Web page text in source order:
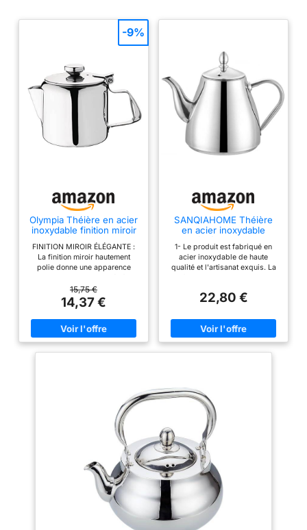
Olympia Théière en acier
inoxydable finition miroir
410ml/14 oz, argent,
poignée double couche
résistante à la chaleur,
finition miroir hautement
vaisselle, théière
compacte, K677
FINITION MIROIR ÉLÉGANTE :
La finition miroir hautement
polie donne une apparence
théière ACIER INOXYDABLE
DURABLE : Un matériau solide
offre une grande durabilité et
résistance à la corrosion
CONCEPTION DU COUVERCLE
À CHARNIÈRE : Le couvercle est
ouverture permet de remplir la
théière avec votre thé préféré à
la fois simple et rapide FORME
GAIN D'ESPACE : La théière
d'une capacité de 410 ml est
présentée dans un format
compact pour aider à préserver
un espace précieux, qu'elle soit
utilisée ou rangée VERSEMENT
SÛR ET SANS EFFORT :
Comprend une poignée double
couche résistante à la chaleur
pour une manipulation
15,75 €
14,37 €
-9%
SANQIAHOME Théière
en acier inoxydable
1- Le produit est fabriqué en
acier inoxydable de haute
qualité et l'artisanat exquis. La
maison ou au restaurant, le
théière, mais aussi une œuvre
d'art. 2- Le produit peut être
équipé d'un infuseur délicat et
Grande ouverture de casserole,
peut entrer directement dans le
pot pour nettoyer la bouilloire.
▶▶▶4- La bouilloire est
adaptée à la plupart des
plaques à induction, et
certaines plaques à induction
produites avant 2012 ne peuvent
pas être induites. 5- Le produit
est adapté pour la maison ou le
restaurant, et peut également
être utilisé comme cadeau pour
vos proches ou amis.
22,80 €